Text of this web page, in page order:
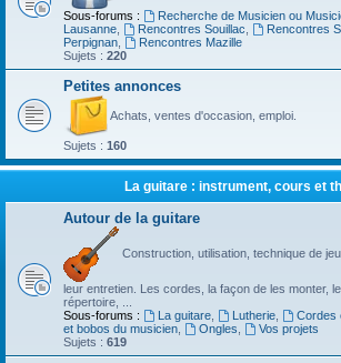
Sous-forums : Recherche de Musicien ou
Lausanne
Rencontres Souillac Rencontres
Perpignan
Rencontres Mazille
Sujets : 220
Petites annonces
Achats, ventes d'occasion, emploi.
Sujets : 160
La guitare : instrument, cours et
Autour de la guitare
Construction, utilisation, technique de
leur entretien. Les cordes, la façon de les monter,
répertoire, ...
Sous-forums :
La guitare, Lutherie, Cordes
et bobos du musicien
Ongles
Vos projets
Sujets : 619